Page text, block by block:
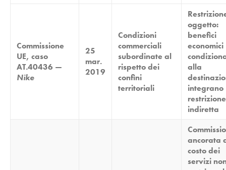
Commissione
UE, caso
AT.40436 —
Nike
25
mar.
2019
Condizioni
commerciali
subordinate al
rispetto dei
confini
territoriali
oggetto:
benefici
economici
alla
integrano
restrizione
indiretta
ancorata
costo dei
servizi